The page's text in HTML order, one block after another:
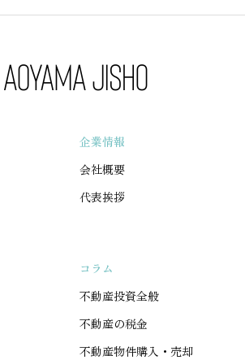
企業情報
会社概要
代表挨拶
コラム
不動産投資全般
不動産の税金
不動産物件購入・売却